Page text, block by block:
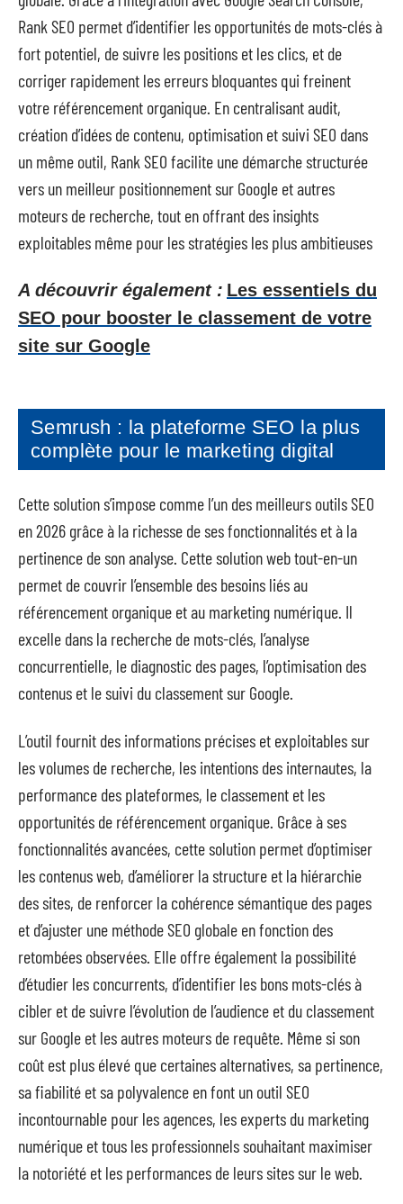
Rank SEO permet d’identifier les opportunités de mots-clés à
fort potentiel, de suivre les positions et les clics, et de
corriger rapidement les erreurs bloquantes qui freinent
votre référencement organique. En centralisant audit,
création d’idées de contenu, optimisation et suivi SEO dans
un même outil, Rank SEO facilite une démarche structurée
vers un meilleur positionnement sur Google et autres
moteurs de recherche, tout en offrant des insights
exploitables même pour les stratégies les plus ambitieuses
A découvrir également : Les essentiels du
SEO pour booster le classement de votre
site sur Google
Semrush : la plateforme SEO la plus
complète pour le marketing digital
Cette solution s’impose comme l’un des meilleurs outils SEO
en 2026 grâce à la richesse de ses fonctionnalités et à la
pertinence de son analyse. Cette solution web tout-en-un
permet de couvrir l’ensemble des besoins liés au
référencement organique et au marketing numérique. Il
excelle dans la recherche de mots-clés, l’analyse
concurrentielle, le diagnostic des pages, l’optimisation des
contenus et le suivi du classement sur Google.
L’outil fournit des informations précises et exploitables sur
les volumes de recherche, les intentions des internautes, la
performance des plateformes, le classement et les
opportunités de référencement organique. Grâce à ses
fonctionnalités avancées, cette solution permet d’optimiser
les contenus web, d’améliorer la structure et la hiérarchie
des sites, de renforcer la cohérence sémantique des pages
et d’ajuster une méthode SEO globale en fonction des
retombées observées. Elle offre également la possibilité
d’étudier les concurrents, d’identifier les bons mots-clés à
cibler et de suivre l’évolution de l’audience et du classement
sur Google et les autres moteurs de requête. Même si son
coût est plus élevé que certaines alternatives, sa pertinence,
sa fiabilité et sa polyvalence en font un outil SEO
incontournable pour les agences, les experts du marketing
numérique et tous les professionnels souhaitant maximiser
la notoriété et les performances de leurs sites sur le web.